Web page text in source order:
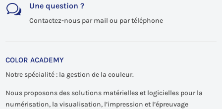
w Une question ?
Contactez-nous par mail ou par téléphone
COLOR ACADEMY
Notre spécialité : la gestion de la couleur.
Nous proposons des solutions matérielles et logicielles pour la
numérisation, la visualisation, l’impression et l’épreuvage